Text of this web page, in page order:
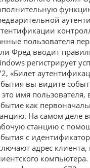
пользователя
Фред вводит
регистрирует
«Билет
вы видите
имя пользователя,
как
На самом деле
станцию с
с
адрес